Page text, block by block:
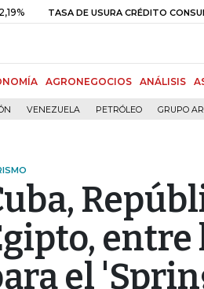
DE USURA CRÉDITO CONSUMO 29,66%
AGRONEGOCIOS ANÁLISIS
VENEZUELA PETRÓLEO GRUPO
el